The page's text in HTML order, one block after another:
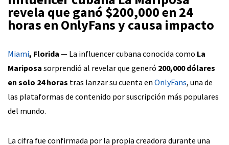
revela que ganó $200,000 en 24
horas en OnlyFansy causa impacto
Miami, Florida — La influencer cubana conocida como La
Mariposa sorprendió al revelar que generó 200,000 dólares
en solo 24 horas tras lanzar su cuenta en OnlyFans, una de
las plataformas de contenido por suscripción más populares
del mundo.
La cifra fue confirmada por la propia creadora durante una